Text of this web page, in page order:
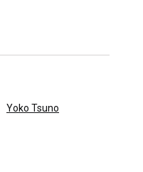
Yoko Tsuno